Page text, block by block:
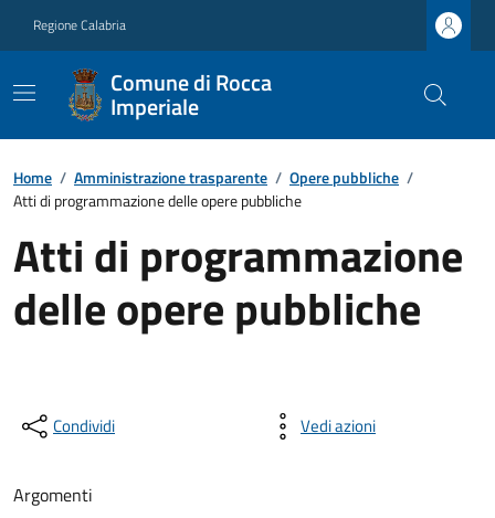
Regione Calabria
Comune di Rocca
Imperiale
Home / Amministrazione trasparente / Opere pubbliche /
Atti di programmazione delle opere pubbliche
Atti di programmazione
delle opere pubbliche
Condividi Vedi azioni
Argomenti